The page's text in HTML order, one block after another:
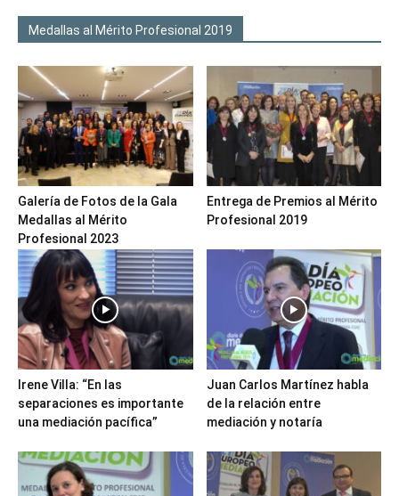
Medallas al Mérito Profesional 2019
Galería de Fotos de la Gala
Medallas al Mérito
Profesional 2023
Entrega de Premios al Mérito
Profesional 2019
Irene Villa: “En las
separaciones es importante
una mediación pacífica”
Juan Carlos Martínez habla
de la relación entre
mediación y notaría